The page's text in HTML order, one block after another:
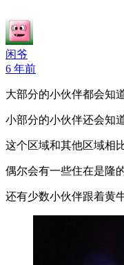
闲爷
6 年前
大部分的小伙伴都会知
小部分的小伙伴还会知
这个区域和其他区域相
偶尔会有一些住在是隆
还有少数小伙伴跟着黄